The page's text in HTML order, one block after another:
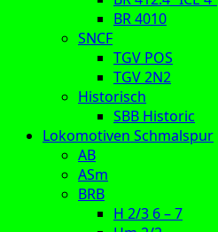
BR 4010
SNCF
TGV POS
TGV 2N2
Historisch
SBB Historic
Lokomotiven Schmalspur
AB
ASm
BRB
H 2/3 6 – 7